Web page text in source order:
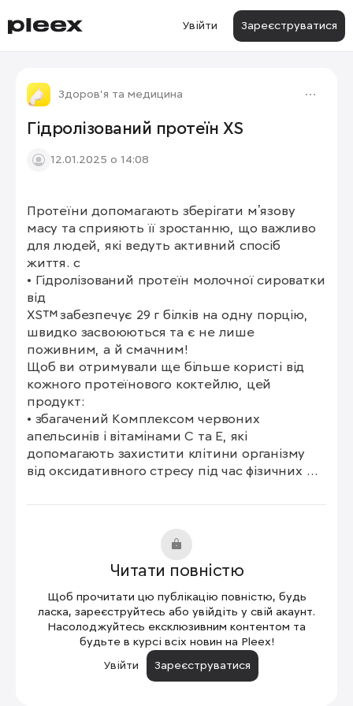
Увійти Зареєструватися
Здоров'я та медицина
Гідролізований протеїн XS
12.01.2025 о 14:08
Протеїни допомагають зберігати мʼязову
масу та сприяють її зростанню, що важливо
для людей, які ведуть активний спосіб
життя. с
• Гідролізований протеїн молочної сироватки
від
XS™ забезпечує 29 г білків на одну порцію,
швидко засвоюються та є не лише
поживним, а й смачним!
Щоб ви отримували ще більше користі від
кожного протеїнового коктейлю, цей
продукт:
• збагачений Комплексом червоних
апельсинів і вітамінами С та Е, які
допомагають захистити клітини організму
від оксидативного стресу під час фізичних
функціонування мʼязів та належний
Вживати Гідролізований протеїн молочної
сироватки від XST™ просто:
потрібно змішати в шейкері 3 мірні ложечки
дієтичної добавки зі 150-260 мл води або
вибраного виду молока та збовтати до
Читати повністю
Щоб прочитати цю публікацію повністю, будь
ласка, зареєструйтесь або увійдіть у свій акаунт.
Насолоджуйтесь ексклюзивним контентом та
будьте в курсі всіх новин на Pleex!
Увійти
Зареєструватися